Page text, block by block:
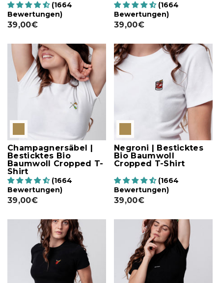
(1664
Bewertungen)
39,00€
(1664
Bewertungen)
39,00€
Champagnersäbel |
Besticktes Bio
Baumwoll Cropped T-
Shirt
(1664
Bewertungen)
39,00€
Negroni | Besticktes
Bio Baumwoll
Cropped T-Shirt
(1664
Bewertungen)
39,00€